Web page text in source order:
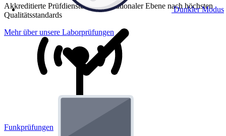
Dunkler Modus
Akkreditierte Prüfdienste auf internationaler Ebene nach höchsten
Qualitätsstandards
Mehr über unsere Laborprüfungen
Funkprüfungen